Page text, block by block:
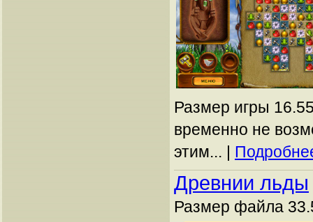
Размер игры
временно не
этим... |
Древнии льды
Размер файла